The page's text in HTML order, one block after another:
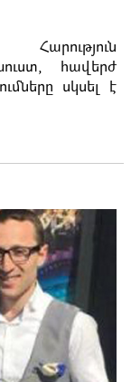
հավերժ
սկսել է